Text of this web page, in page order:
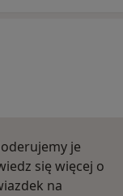
je
się więcej o
na